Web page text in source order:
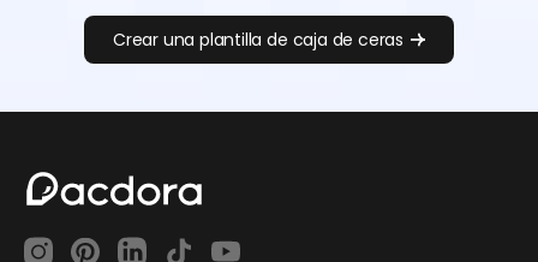
Crear una plantilla de caja de ceras